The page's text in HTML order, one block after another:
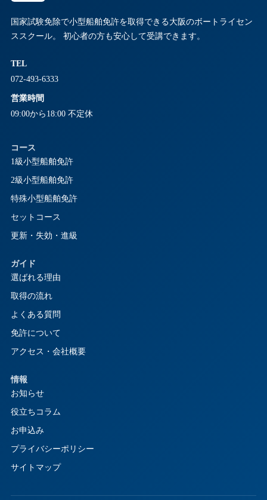
国家試験免除で小型船舶免許を取得できる大阪のボートライセン
ススクール。 初心者の方も安心して受講できます。
TEL
072-493-6333
営業時間
09:00から18:00 不定休
コース
1級小型船舶免許
2級小型船舶免許
特殊小型船舶免許
セットコース
更新・失効・進級
ガイド
選ばれる理由
取得の流れ
よくある質問
免許について
アクセス・会社概要
情報
お知らせ
役立ちコラム
お申込み
プライバシーポリシー
サイトマップ